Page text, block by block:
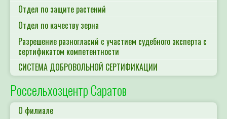
Отдел по защите растений
Отдел по качеству зерна
Разрешение разногласий с участием судебного эксперта с
сертификатом компетентности
СИСТЕМА ДОБРОВОЛЬНОЙ СЕРТИФИКАЦИИ
Россельхозцентр Саратов
О филиале